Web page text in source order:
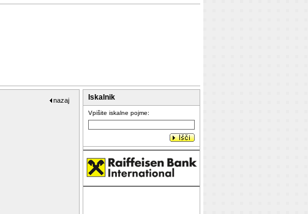
nazaj Iskalnik
Vpišite iskalne pojme: